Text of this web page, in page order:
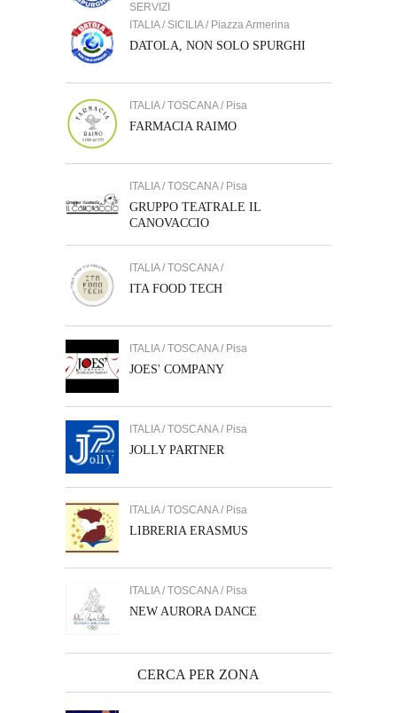
SERVIZI
ITALIA / SICILIA / Piazza Armerina
DATOLA, NON SOLO SPURGHI
ITALIA / TOSCANA / Pisa
FARMACIA RAIMO
ITALIA / TOSCANA / Pisa
GRUPPO TEATRALE IL
CANOVACCIO
ITALIA / TOSCANA /
ITA FOOD TECH
ITALIA / TOSCANA / Pisa
JOES' COMPANY
ITALIA / TOSCANA / Pisa
JOLLY PARTNER
ITALIA / TOSCANA / Pisa
LIBRERIA ERASMUS
ITALIA / TOSCANA / Pisa
NEW AURORA DANCE
CERCA PER ZONA